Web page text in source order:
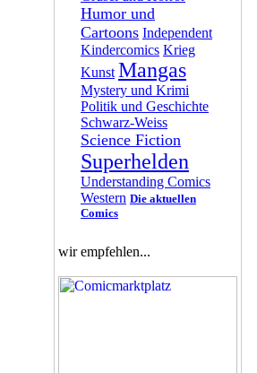
Humor und
Cartoons Independent
Kindercomics Krieg
Kunst Mangas
Mystery und Krimi
Politik und Geschichte
Schwarz-Weiss
Science Fiction
Superhelden
Understanding Comics
Western Die aktuellen
Comics
wir empfehlen...